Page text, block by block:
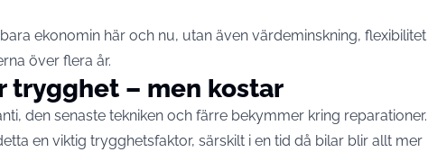
ekonomin här och nu, utan även värdeminskning, flexibilitet
över flera år.
trygghet – men kostar
den senaste tekniken och färre bekymmer kring reparationer.
en viktig trygghetsfaktor, särskilt i en tid då bilar blir allt mer